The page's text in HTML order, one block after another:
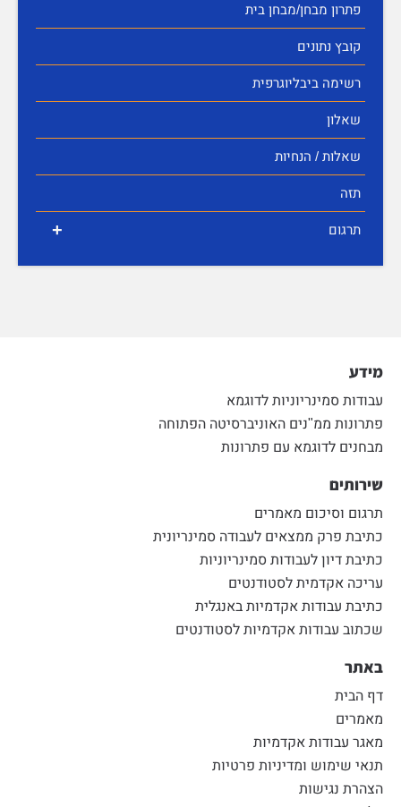
פתרון מבחן/מבחן בית
קובץ נתונים
רשימה ביבליוגרפית
שאלון
שאלות / הנחיות
תזה
+ תרגום
מידע
עבודות סמינריוניות לדוגמא
פתרונות ממ"נים האוניברסיטה הפתוחה
מבחנים לדוגמא עם פתרונות
שירותים
תרגום וסיכום מאמרים
כתיבת פרק ממצאים לעבודה סמינריונית
כתיבת דיון לעבודות סמינריוניות
עריכה אקדמית לסטודנטים
כתיבת עבודות אקדמיות באנגלית
שכתוב עבודות אקדמיות לסטודנטים
באתר
דף הבית
מאמרים
מאגר עבודות אקדמיות
תנאי שימוש ומדיניות פרטיות
הצהרת נגישות